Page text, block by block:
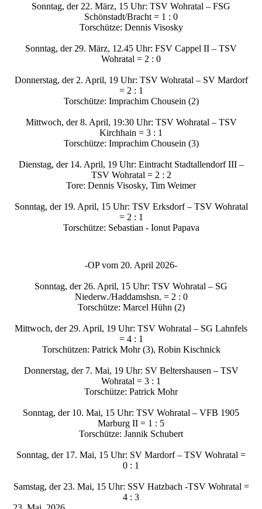
Sonntag, der 22. März, 15 Uhr: TSV Wohratal – FSG
Schönstadt/Bracht = 1 : 0
Torschütze: Dennis Visosky
Sonntag, der 29. März, 12.45 Uhr: FSV Cappel II – TSV
Wohratal = 2 : 0
Donnerstag, der 2. April, 19 Uhr: TSV Wohratal – SV Mardorf
= 2 : 1
Torschütze: Imprachim Chousein (2)
Mittwoch, der 8. April, 19:30 Uhr: TSV Wohratal – TSV
Kirchhain = 3 : 1
Torschütze: Imprachim Chousein (3)
Dienstag, der 14. April, 19 Uhr: Eintracht Stadtallendorf III –
TSV Wohratal = 2 : 2
Tore: Dennis Visosky, Tim Weimer
Sonntag, der 19. April, 15 Uhr: TSV Erksdorf – TSV Wohratal
= 2 : 1
Torschütze: Sebastian - Ionut Papava
-OP vom 20. April 2026-
Sonntag, der 26. April, 15 Uhr: TSV Wohratal – SG
Niederw./Haddamshsn. = 2 : 0
Torschütze: Marcel Hühn (2)
Mittwoch, der 29. April, 19 Uhr: TSV Wohratal – SG Lahnfels
= 4 : 1
Torschützen: Patrick Mohr (3), Robin Kischnick
Donnerstag, der 7. Mai, 19 Uhr: SV Beltershausen – TSV
Wohratal = 3 : 1
Torschütze: Patrick Mohr
Sonntag, der 10. Mai, 15 Uhr: TSV Wohratal – VFB 1905
Marburg II = 1 : 5
Torschütze: Jannik Schubert
Sonntag, der 17. Mai, 15 Uhr: SV Mardorf – TSV Wohratal =
0 : 1
Samstag, der 23. Mai, 15 Uhr: SSV Hatzbach -TSV Wohratal =
4 : 3